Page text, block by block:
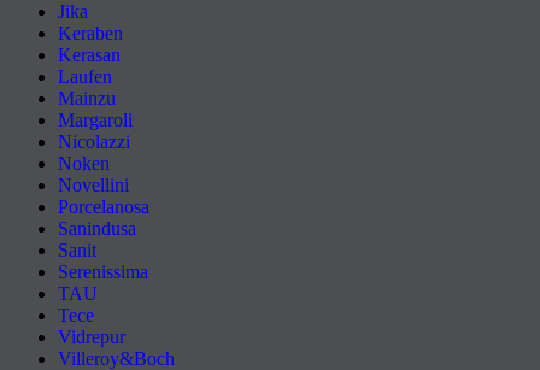
Jika
Keraben
Kerasan
Laufen
Mainzu
Margaroli
Nicolazzi
Noken
Novellini
Porcelanosa
Sanindusa
Sanit
Serenissima
TAU
Tece
Vidrepur
Villeroy&Boch